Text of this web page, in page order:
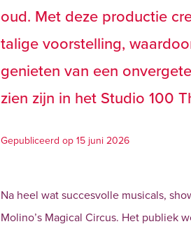
oud. Met deze productie
talige voorstelling,
genieten van een
zien zijn in het Studio 100
Gepubliceerd op 15 juni 2026
Na heel wat succesvolle musicals,
Molino’s Magical Circus. Het publiek